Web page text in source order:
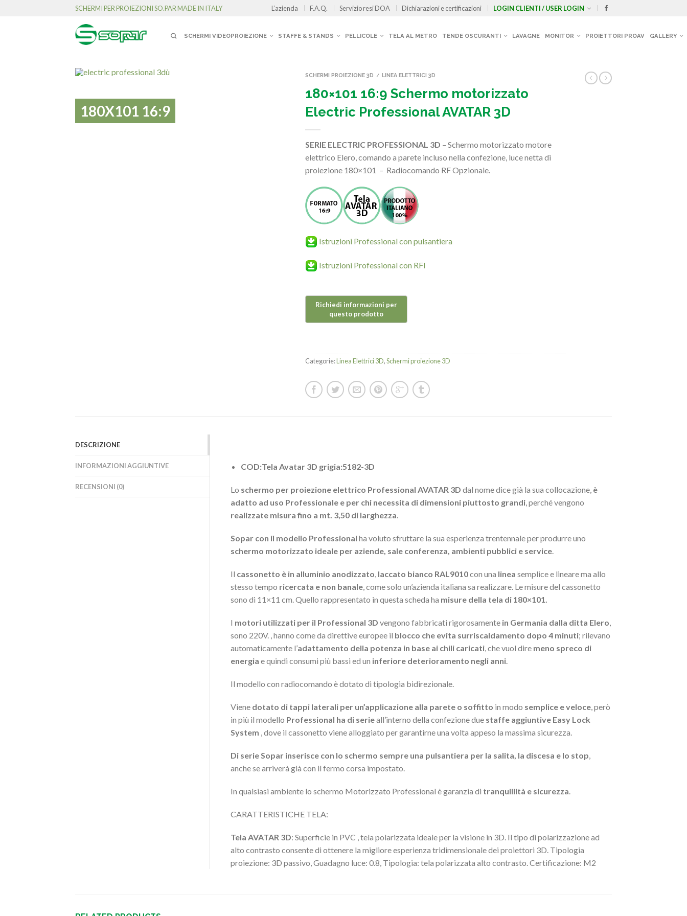
SCHERMI PER PROIEZIONI SO.PAR MADE IN ITALY L’azienda F.A.Q. Servizio resi DOA Dichiarazioni e certificazioni LOGIN CLIENTI / USER LOGIN
SCHERMI VIDEOPROIEZIONE STAFFE & STANDS PELLICOLE TELA AL METRO TENDE OSCURANTI LAVAGNE MONITOR PROIETTORI PROAV GALLERY
180X101 16:9
SCHERMI PROIEZIONE 3D / LINEA ELETTRICI 3D
180×101 16:9 Schermo motorizzato
Electric Professional AVATAR 3D
SERIE ELECTRIC PROFESSIONAL 3D – Schermo motorizzato motore
elettrico Elero, comando a parete incluso nella confezione, luce netta di
proiezione 180×101 – Radiocomando RF Opzionale.
Istruzioni Professional con pulsantiera
Istruzioni Professional con RFI
Categorie:Linea Elettrici 3D,Schermi proiezione 3D
DESCRIZIONE
INFORMAZIONI AGGIUNTIVE
RECENSIONI (0)
COD:Tela Avatar 3D grigia:5182-3D
Lo schermo per proiezione elettrico Professional AVATAR 3D dal nome dice già la sua collocazione, è
adatto ad uso Professionale e per chi necessita di dimensioni piuttosto grandi, perché vengono
realizzate misura fino a mt. 3,50 di larghezza.
Sopar con il modello Professional ha voluto sfruttare la sua esperienza trentennale per produrre uno
schermo motorizzato ideale per aziende, sale conferenza, ambienti pubblici e service.
Il cassonetto è in alluminio anodizzato, laccato bianco RAL9010con una linea semplice e lineare ma allo
stesso tempo ricercata e non banale, come solo un’azienda italiana sa realizzare. Le misure del cassonetto
sono di 11×11 cm. Quello rappresentato in questa scheda ha misure della tela di 180×101.
I motori utilizzati per il Professional 3D vengono fabbricati rigorosamente in Germania dalla ditta Elero,
sono 220V. , hanno come da direttive europee il blocco che evita surriscaldamento dopo 4 minuti; rilevano
automaticamente l’adattamento della potenza in base ai chili caricati, che vuol dire meno spreco di
energia e quindi consumi più bassi ed un inferiore deterioramento negli anni.
Il modello con radiocomando è dotato di tipologia bidirezionale.
Viene dotato di tappi laterali per un’applicazione alla parete o soffitto in modo semplice e veloce, però
in più il modello Professional ha di serieall’interno della confezione due staffe aggiuntive Easy Lock
System , dove il cassonetto viene alloggiato per garantirne una volta appeso la massima sicurezza.
Di serie Sopar inserisce con lo schermo sempre una pulsantiera per la salita, la discesa e lo stop,
anche se arriverà già con il fermo corsa impostato.
In qualsiasi ambiente lo schermo Motorizzato Professional è garanzia di tranquillità e sicurezza.
CARATTERISTICHE TELA:
Tela AVATAR 3D: Superficie in PVC , tela polarizzata ideale per la visione in 3D. Il tipo di polarizzazione ad
alto contrasto consente di ottenere la migliore esperienza tridimensionale dei proiettori 3D. Tipologia
proiezione: 3D passivo, Guadagno luce: 0.8, Tipologia: tela polarizzata alto contrasto. Certificazione: M2